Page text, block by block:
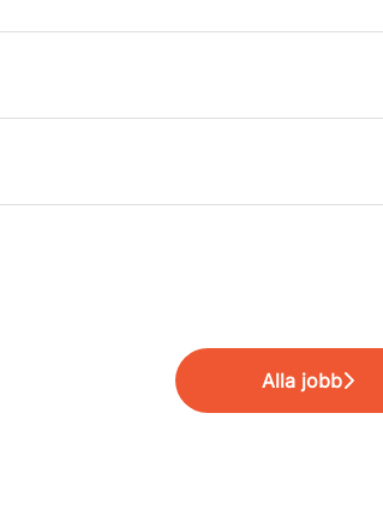
Alla jobb